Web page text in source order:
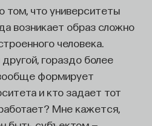
том, что университеты
возникает образ сложно
человека.
гораздо более
формирует
и кто задает тот
Мне кажется,
какой-то рычажок.
цепной, что
он думает получить.
у клиентов,
и просят
чтобы жизнь, как